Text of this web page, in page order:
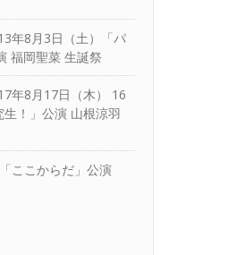
年8月3日（土）「パ
福岡聖菜 生誕祭
年8月17日（木） 16
！」公演 山根涼羽
ここからだ」公演